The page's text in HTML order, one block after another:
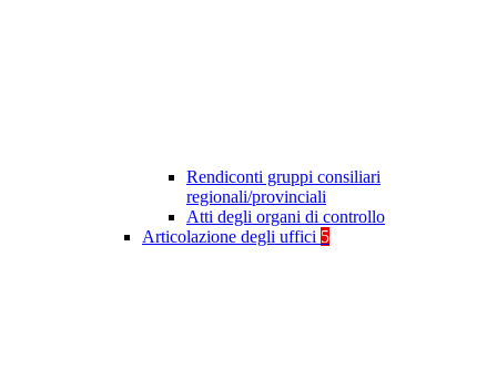
Rendiconti gruppi consiliari
regionali/provinciali
Atti degli organi di controllo
Articolazione degli uffici 5